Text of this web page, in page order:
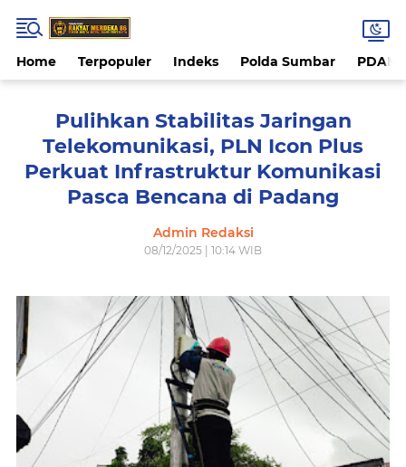
Home Terpopuler Indeks Polda Sumbar PDAM
Pulihkan Stabilitas Jaringan
Telekomunikasi, PLN Icon Plus
Perkuat Infrastruktur Komunikasi
Pasca Bencana di Padang
Admin Redaksi
08/12/2025 | 10:14 WIB